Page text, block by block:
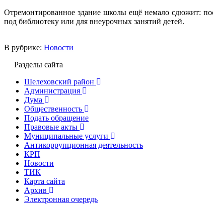
Отремонтированное здание школы ещё немало сдюжит:
под библиотеку или для внеурочных занятий детей.
В рубрике: Новости
Разделы сайта
Шелеховский район
Администрация
Дума
Общественность
Подать обращение
Правовые акты
Муниципальные услуги
Антикоррупционная деятельность
КРП
Новости
ТИК
Карта сайта
Архив
Электронная очередь